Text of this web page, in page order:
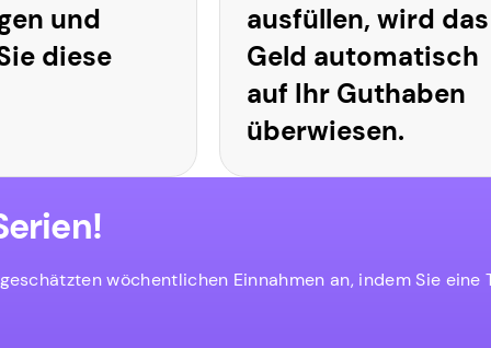
und
diese
ausfüllen, wird das
Geld automatisch
auf Ihr Guthaben
überwiesen.
wöchentlichen Einnahmen an, indem Sie eine